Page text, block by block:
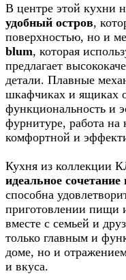
В центре этой кухни
удобный остров,
поверхностью, но и
blum, которая
предлагает
детали. Плавные
шкафчиках и ящиках
функциональность и
фурнитуре, работа на
комфортной и
Кухня из коллекции
идеальное
способна
приготовлении пищи
вместе с семьей и
только главным и
доме, но и
и вкуса.